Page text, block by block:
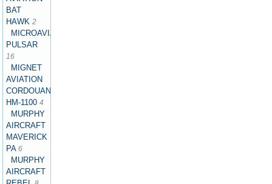
BAT
HAWK 2
MICROAVIATION
PULSAR
16
MIGNET
AVIATION
CORDOUAN
HM-1100 4
MURPHY
AIRCRAFT
MAVERICK
PA 6
MURPHY
AIRCRAFT